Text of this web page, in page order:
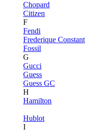
Chopard
Citizen
F
Fendi
Frederique Constant
Fossil
G
Gucci
Guess
Guess GC
H
Hamilton
Hublot
I